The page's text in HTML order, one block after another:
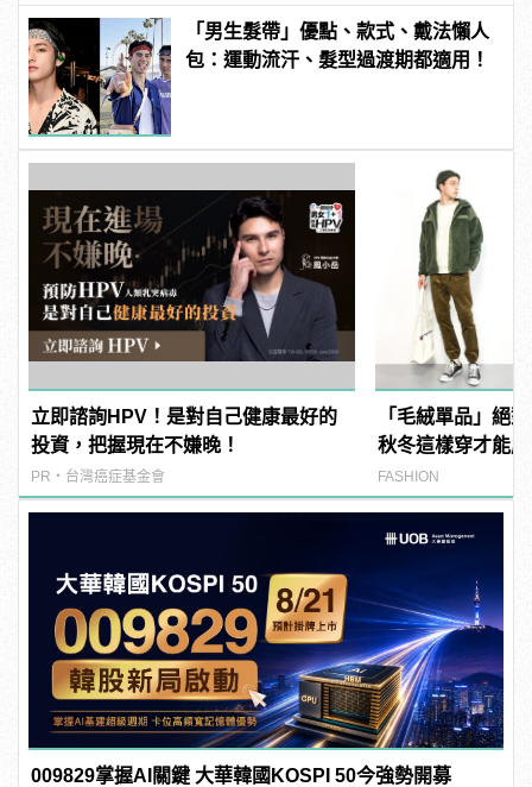
「男生髮帶」優點、款式、戴法懶人
包：運動流汗、髮型過渡期都適用！
立即諮詢HPV！是對自己健康最好的
投資，把握現在不嫌晚！
PR・台灣癌症基金會
「毛絨單品」絕
秋冬這樣穿才能
男」
FASHION
009829掌握AI關鍵 大華韓國KOSPI 50今強勢開募